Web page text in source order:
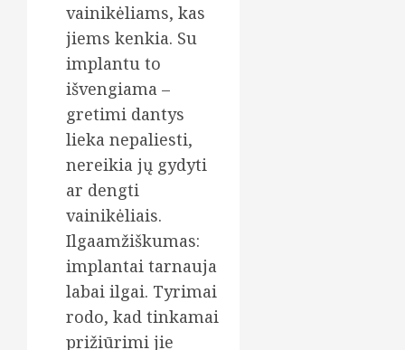
vainikėliams, kas
jiems kenkia. Su
implantu to
išvengiama –
gretimi dantys
lieka nepaliesti,
nereikia jų gydyti
ar dengti
vainikėliais.
Ilgaamžiškumas:
implantai tarnauja
labai ilgai. Tyrimai
rodo, kad tinkamai
prižiūrimi jie